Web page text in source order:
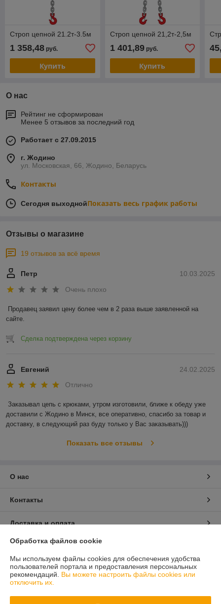
Строп цепной 21.2т-3.5м
1 358,48 руб.
Купить
Строп цепной 21,2т-2,5м
1 401,89руб.
Купить
О нас
Рейтинг не сформирован
Менее 5 отзывов за последний год
Работает с 27.09.2015
г. Жодино
ул. Московская, 66, Жодино, Беларусь
Контакты
Сегодня выходнойПоказать весь график работы
Отзывы о магазине
19 отзывов за всё время
10.03.2025
Петр
Очень плохо
Продавец заявил цену более чем в 2 раза выше заявленной на
сайте.
Сделка подтверждена через корзину
24.02.2025
Евгений
Отлично
Заказывал цепь с крюками, утром изготовили, ближе к обеду уже
доставили с Жодино в Минск, все оперативно, спасибо за товар и
доставку, в следующий раз буду только у Вас заказывать)))
Показать все отзывы
О нас
Контакты
Доставка и оплата
График работы
Полная версия сайта
Обработка файлов cookie
Мы используем файлы cookies для обеспечения удобства
пользователей портала и предоставления персональных
рекомендаций. Вы можете настроить файлы cookies или
отключить их.